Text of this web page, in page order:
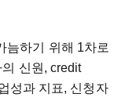
늠하기 위해 1차로
신원, credit
성과 지표, 신청자